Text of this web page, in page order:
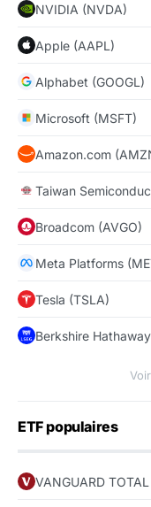
NVIDIA (NVDA)
Apple (AAPL)
Alphabet (GOOGL)
Microsoft (MSFT)
Amazon.com
Taiwan
Broadcom (AVGO)
Meta Platforms
Tesla (TSLA)
Berkshire
ETF populaires
VANGUARD